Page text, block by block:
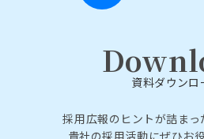
資料ダウンロ
採用広報のヒントが詰まっ
貴社の採用活動にぜひお